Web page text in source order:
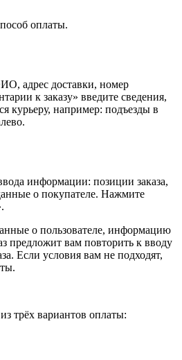
оплаты.
адрес доставки, номер
к заказу» введите сведения,
курьеру, например: подъезды в
информации: позиции заказа,
о покупателе. Нажмите
о пользователе, информацию
предложит вам повторить к вводу
Если условия вам не подходят,
трёх вариантов оплаты: